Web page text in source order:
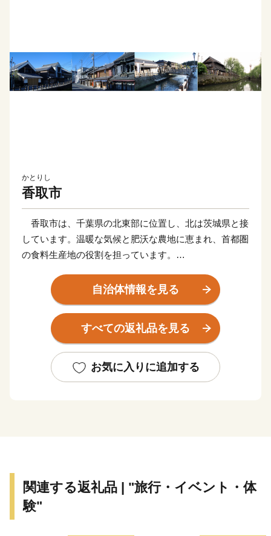
かとりし
香取市
香取市は、千葉県の北東部に位置し、北は茨城県と接
しています。温暖な気候と肥沃な農地に恵まれ、首都圏
の食料生産地の役割を担っています。
広がっており、水郷筑波国定公園に位置する利根川周辺
の自然景観をはじめ、東国三社の一つ「香取神宮」や日
本で初めて実測地図を作成した「伊能忠敬旧宅跡」（国
指定史跡）のほか、江戸時代から昭和初期に建てられた
伝統的建造物群保存地区）など、水と緑に囲まれた自
然・歴史・文化に彩られたまちです。
【寄付に関する注意事項】
自治体情報を見る
すべての返礼品を見る
お気に入りに追加する
関連する返礼品 | "旅行・イベント・体
験"